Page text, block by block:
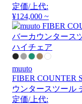
定価/上代:
¥124,000 ~
muuto
FIBER COUNTER
ウンタースツール
定価/上代: